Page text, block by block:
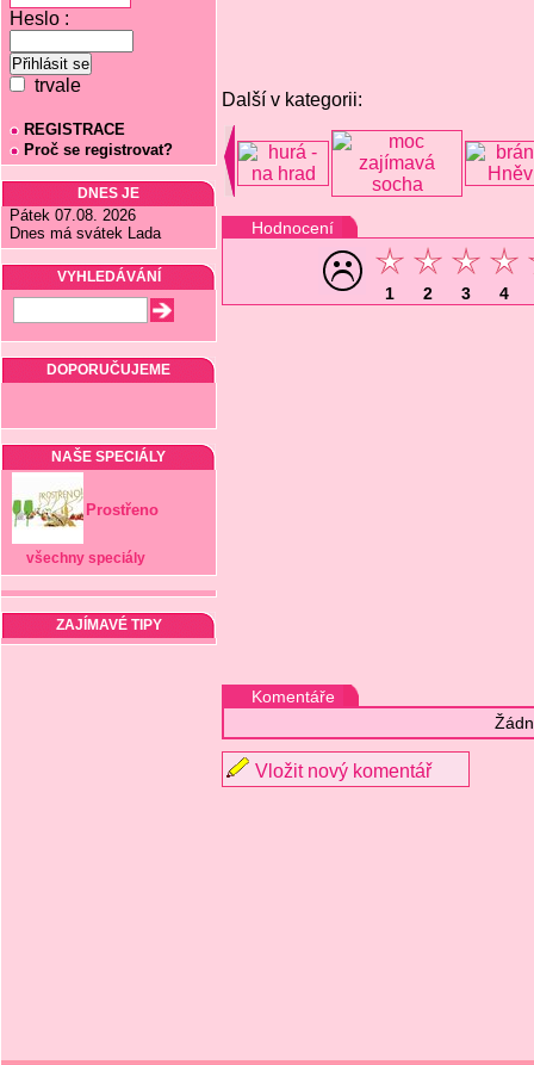
Heslo :
trvale
REGISTRACE
Proč se registrovat?
DNES JE
Pátek 07.08. 2026
Dnes má svátek Lada
VYHLEDÁVÁNÍ
DOPORUČUJEME
NAŠE SPECIÁLY
Prostřeno
všechny speciály
ZAJÍMAVÉ TIPY
Další v kategorii:
Hodnocení
1 2 3 4
Komentáře
Vložit nový komentář